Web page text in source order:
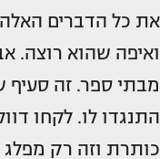
את כל הדברים
מבתי ספר. זה סעיף
התנגדו לו. לקחו
כותרת וזה רק